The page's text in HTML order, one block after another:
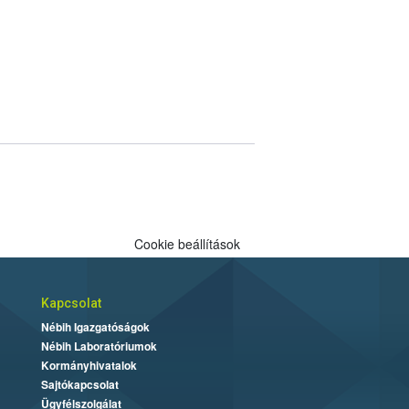
Cookie beállítások
Kapcsolat
Nébih Igazgatóságok
Nébih Laboratóriumok
Kormányhivatalok
Sajtókapcsolat
Ügyfélszolgálat